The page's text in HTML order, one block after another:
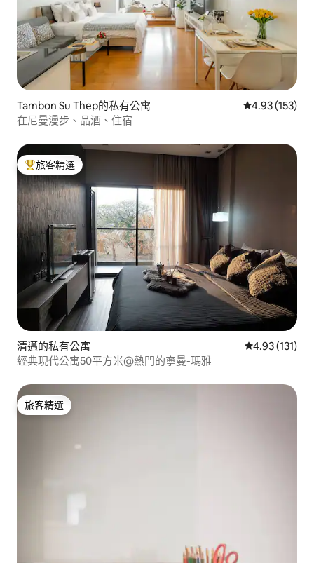
Tambon Su Thep的私有公寓 從 153 則評價
4.93 (153)
在尼曼漫步、品酒、住宿
旅客精選榜首
旅客精選
清邁的私有公寓 從 131 則評價
4.93 (131)
經典現代公寓50平方米@熱門的寧曼-瑪雅
旅客精選
旅客精選